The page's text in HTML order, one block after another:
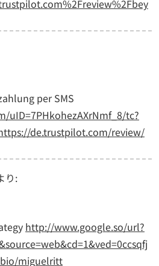
per SMS
uID=7PHkohezAXrNmf_8/tc?
de.trustpilot.com/review/
り:
http://www.google.so/url?
miguelritt